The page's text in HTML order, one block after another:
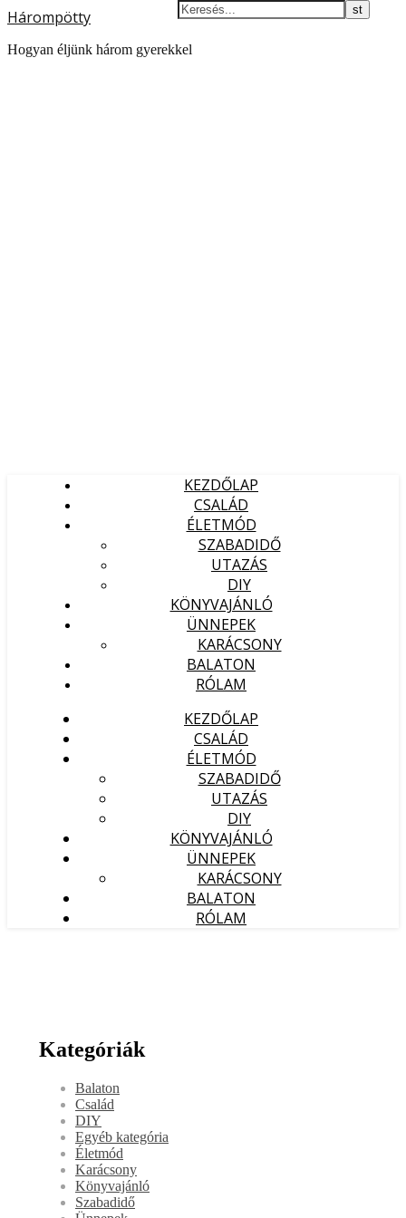
Hárompötty
Hogyan éljünk három gyerekkel
KEZDŐLAP
CSALÁD
ÉLETMÓD
SZABADIDŐ
UTAZÁS
DIY
KÖNYVAJÁNLÓ
ÜNNEPEK
KARÁCSONY
BALATON
RÓLAM
KEZDŐLAP
CSALÁD
ÉLETMÓD
SZABADIDŐ
UTAZÁS
DIY
KÖNYVAJÁNLÓ
ÜNNEPEK
KARÁCSONY
BALATON
RÓLAM
Kategóriák
Balaton
Család
DIY
Egyéb kategória
Életmód
Karácsony
Könyvajánló
Szabadidő